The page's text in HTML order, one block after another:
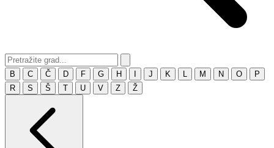
B C Č D F G H J K M N O
P
R
S Š T U V Z Ž